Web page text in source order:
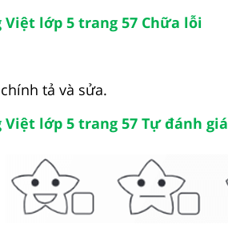
Việt lớp 5 trang 57 Chữa lỗi
tả và sửa.
Việt lớp 5 trang 57 Tự đánh giá